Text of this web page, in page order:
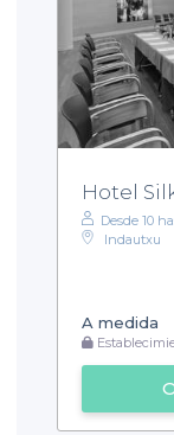
Hotel
Desde 10
Indautxu
A medida